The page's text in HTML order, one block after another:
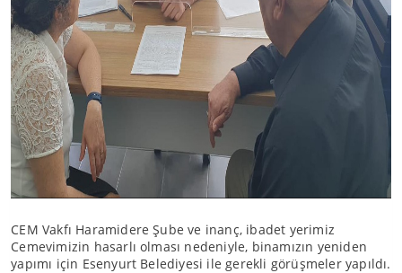
CEM Vakfı Haramidere Şube ve inanç, ibadet yerimiz
Cemevimizin hasarlı olması nedeniyle, binamızın yeniden
yapımı için Esenyurt Belediyesi ile gerekli görüşmeler yapıldı.